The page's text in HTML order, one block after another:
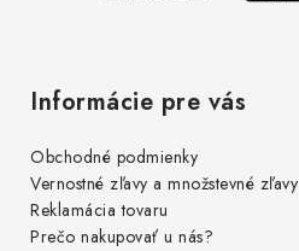
Informácie pre vás
Obchodné podmienky
Vernostné zľavy a množstevné zľavy
Reklamácia tovaru
Prečo nakupovať u nás?